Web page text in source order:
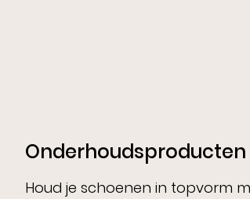
Onderhoudsproducten
Houd je schoenen in topvorm